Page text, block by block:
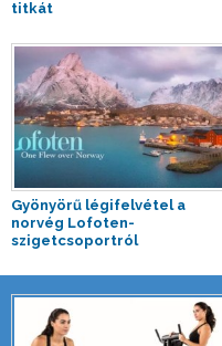
titkát
Gyönyörű légifelvétel a
norvég Lofoten-
szigetcsoportról